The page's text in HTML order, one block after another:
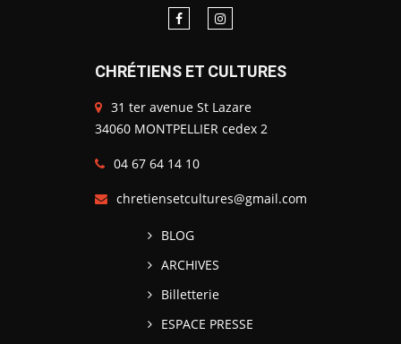
CHRÉTIENS ET CULTURES
31 ter avenue St Lazare
34060 MONTPELLIER cedex 2
04 67 64 14 10
chretiensetcultures@gmail.com
BLOG
ARCHIVES
Billetterie
ESPACE PRESSE